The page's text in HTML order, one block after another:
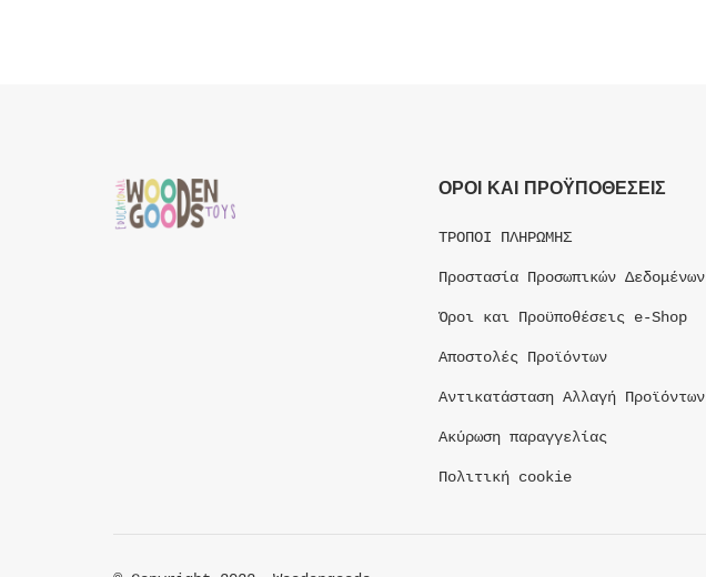
ΟΡΟΙ ΚΑΙ ΠΡΟΫΠΟΘΕΣΕΙΣ
ΤΡΟΠΟΙ ΠΛΗΡΩΜΗΣ
Προστασία Προσωπικών Δεδομένων
Όροι και Προϋποθέσεις e-Shop
Αποστολές Προϊόντων
Αντικατάσταση Αλλαγή Προϊόντων
Ακύρωση παραγγελίας
Πολιτική cookie